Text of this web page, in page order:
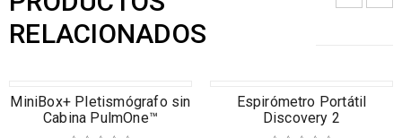
RELACIONADOS
MiniBox+ Pletismógrafo sin
Cabina PulmOne™
AGOTADO
Espirómetro Portátil
Discovery 2